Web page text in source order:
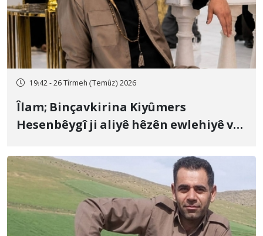
19:42 - 26 Tîrmeh (Temûz) 2026
Îlam; Binçavkirina Kiyûmers
Hesenbêygî ji aliyê hêzên ewlehiyê ve